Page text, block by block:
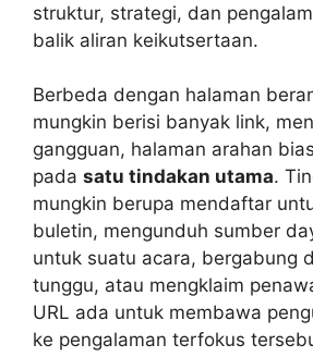
struktur, strategi, dan
balik aliran keikutsertaan.
Berbeda dengan halaman
mungkin berisi banyak link,
gangguan, halaman arahan
pada satu tindakan utama.
mungkin berupa mendaftar
buletin, mengunduh sumber
untuk suatu acara, bergabung
tunggu, atau mengklaim
URL ada untuk membawa
ke pengalaman terfokus